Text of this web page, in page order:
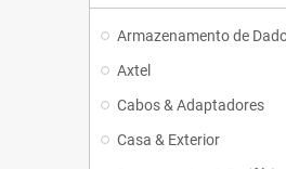
Armazenamento de
Axtel
Cabos & Adaptadores
Casa & Exterior